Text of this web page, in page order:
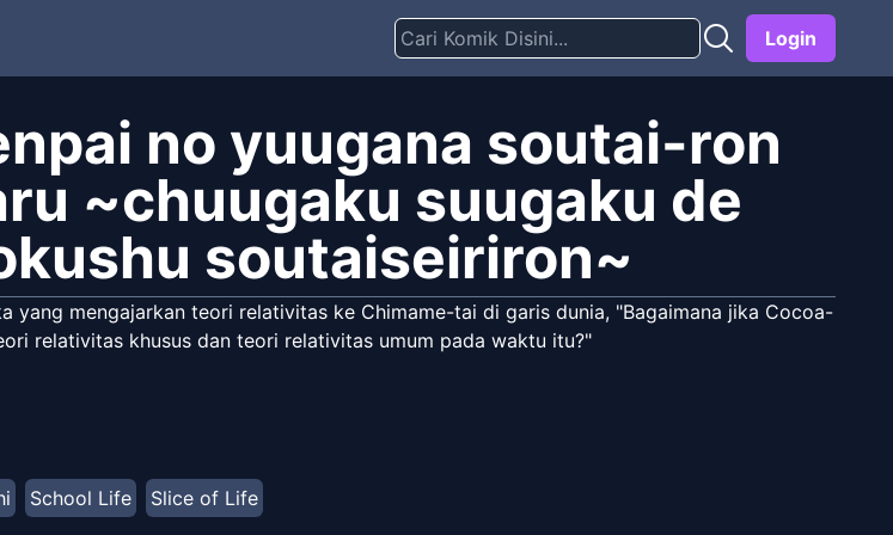
Login
no yuugana soutai-ron
~chuugaku suugaku de
soutaiseiriron~
yang mengajarkan teori relativitas ke Chimame-tai di garis dunia, "Bagaimana jika Cocoa-
relativitas khusus dan teori relativitas umum pada waktu itu?"
School Life Slice of Life